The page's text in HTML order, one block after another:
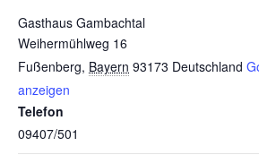
Gasthaus Gambachtal
Weihermühlweg 16
Fußenberg, Bayern 93173 Deutschland
anzeigen
Telefon
09407/501